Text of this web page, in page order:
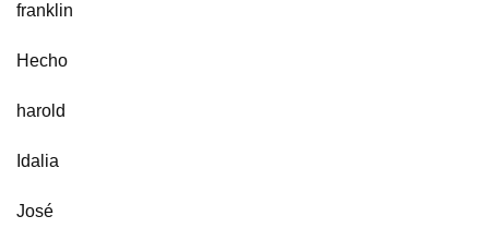
franklin
Hecho
harold
Idalia
José